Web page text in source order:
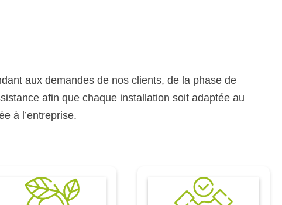
aux demandes de nos clients, de la phase de
afin que chaque installation soit adaptée au
à l’entreprise.